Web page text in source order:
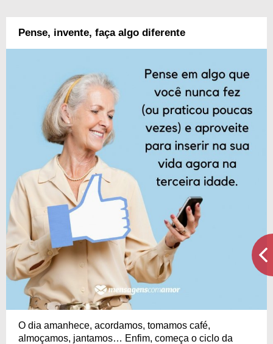
Pense, invente, faça algo diferente
O dia amanhece, acordamos, tomamos café,
almoçamos, jantamos… Enfim, começa o ciclo da